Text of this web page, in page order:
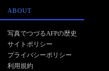
ABOUT
写真でつづるAFPの歴史
サイトポリシー
プライバシーポリシー
利用規約